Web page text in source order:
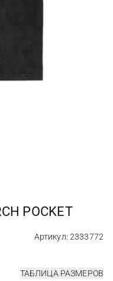
POCKET
Артикул: 2333772
ТАБЛИЦА РАЗМЕРОВ